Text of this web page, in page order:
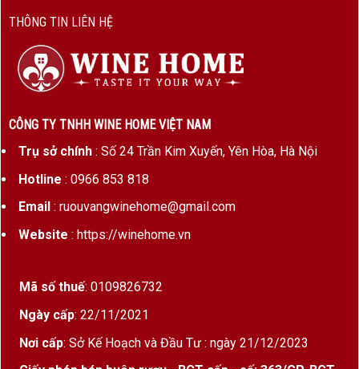
Bộ sản phẩm phù hợp cho:
Quà biếu Tết sang trọng
Quà tặng đối tác, khách hàng VIP
Quà mừng khai trương, tân gia
Quà tặng doanh nghiệp cuối năm
Sự tối giản trong số lượng (1 chai) giúp set quà
dễ trao tặng, phù hợp nhiều ngân sách nhưng vẫn
giữ được đẳng cấp cần thiết.
Trọng Và Chỉn Chu
Hộp quà được thiết kế theo phong cách châu Âu
cổ điển:
THÔNG TIN LIÊN HỆ
CÔNG TY TNHH WINE HOME VIỆT NAM
Trụ sở chính: Số 24 Trần Kim Xuyến, Yên Hòa, Hà Nội
Hotline : 0966 853 818
Email : ruouvangwinehome@gmail.com
Website : https://winehome.vn
Mã số thuế: 0109826732
Ngày cấp: 22/11/2021
Nơi cấp: Sở Kế Hoạch và Đầu Tư : ngày 21/12/2023